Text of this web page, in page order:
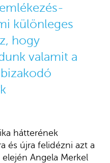
különleges
hogy
valamit a
hátterének
és újra felidézni azt a
Angela Merkel